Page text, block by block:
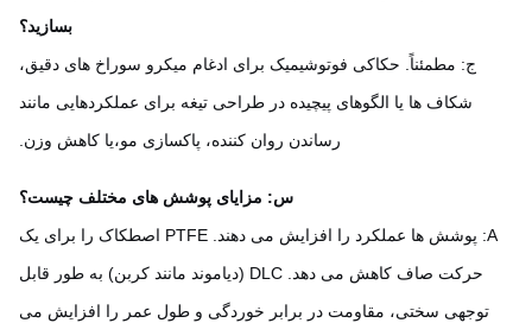
بسازید؟
ج: مطمئناً. حکاکی فوتوشیمیک برای ادغام میکرو سوراخ های دقیق،
شکاف ها یا الگوهای پیچیده در طراحی تیغه برای عملکردهایی مانند
رساندن روان کننده، پاکسازی مو،یا کاهش وزن.
س: مزایای پوشش های مختلف چیست؟
A: پوشش ها عملکرد را افزایش می دهند. PTFE اصطکاک را برای یک
حرکت صاف کاهش می دهد. DLC (دیاموند مانند کربن) به طور قابل
توجهی سختی، مقاومت در برابر خوردگی و طول عمر را افزایش می